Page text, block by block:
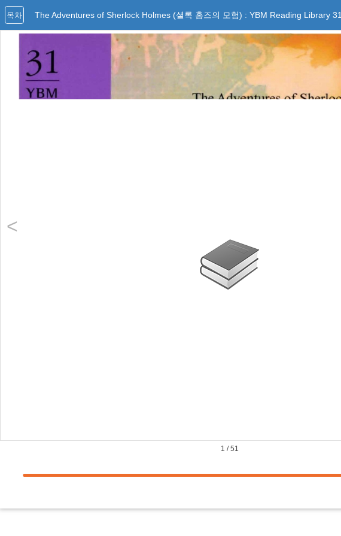
The Adventures of Sherlock Holmes (셜록 홈즈의 모험) : YBM Reading Library 31
목차
<
1 /51